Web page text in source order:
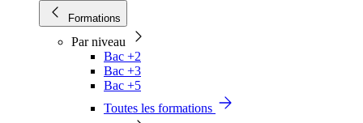
Formations
Par niveau
Bac +2
Bac +3
Bac +5
Toutes les formations